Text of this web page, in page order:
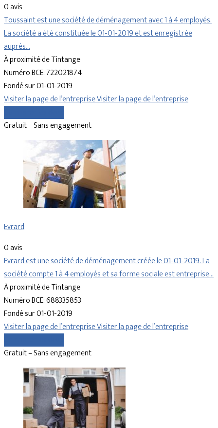
0 avis
Toussaint est une société de déménagement avec 1 à 4 employés.
La société a été constituée le 01-01-2019 et est enregistrée
auprès…
À proximité de Tintange
Numéro BCE: 722021874
Fondé sur 01-01-2019
Visiter la page de l’entrepriseVisiter la page de l’entreprise
Gratuit – Sans engagement
Evrard
0 avis
Evrard est une société de déménagement créée le 01-01-2019. La
société compte 1 à 4 employés et sa forme sociale est entreprise…
À proximité de Tintange
Numéro BCE: 688335853
Fondé sur 01-01-2019
Visiter la page de l’entrepriseVisiter la page de l’entreprise
Gratuit – Sans engagement